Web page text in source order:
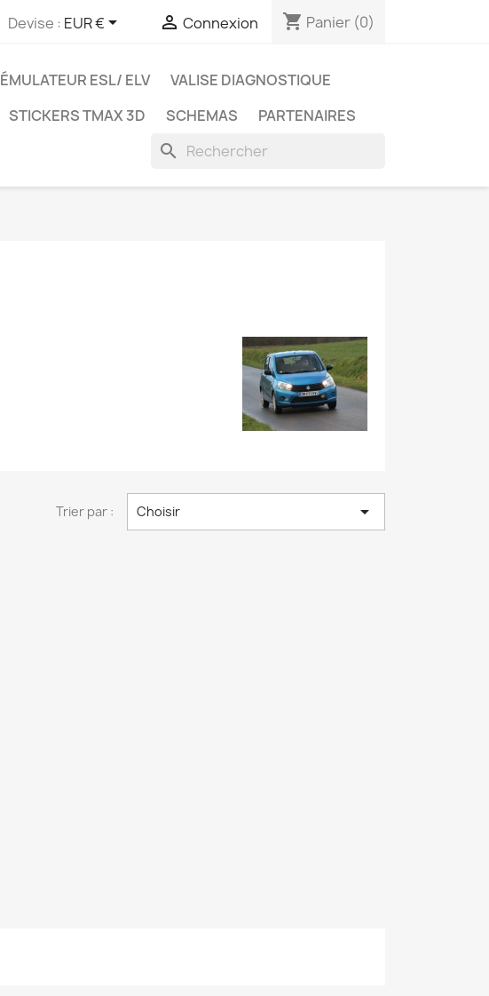
Devise : EUR €  Connexion shopping_cart Panier (0)
ÉMULATEUR ESL/ ELV
VALISE DIAGNOSTIQUE
STICKERS TMAX 3D SCHEMAS PARTENAIRES
search
Trier par : Choisir 